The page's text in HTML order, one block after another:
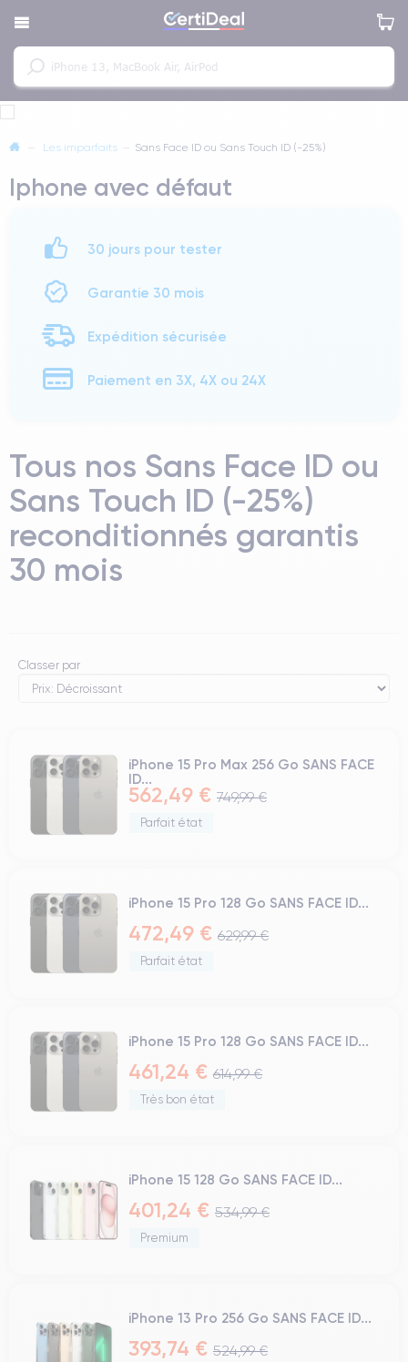
— Les imparfaits — Sans Face ID ou Sans Touch ID (-25%)
Iphone avec défaut
30 jours pour tester
Garantie 30 mois
Expédition sécurisée
Paiement en 3X, 4X ou 24X
Tous nos Sans Face ID ou
Sans Touch ID (-25%)
reconditionnés garantis
30 mois
Classer par
iPhone 15 Pro Max 256 Go SANS FACE
ID...
562,49 € 749,99 €
Parfait état
iPhone 15 Pro 128 Go SANS FACE ID...
472,49 € 629,99 €
Parfait état
iPhone 15 Pro 128 Go SANS FACE ID...
461,24 € 614,99 €
Très bon état
iPhone 15 128 Go SANS FACE ID...
401,24 € 534,99 €
Premium
iPhone 13 Pro 256 Go SANS FACE ID...
393,74 € 524,99 €